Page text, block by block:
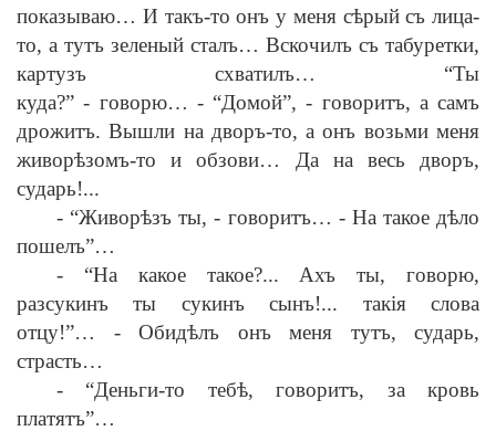
показываю… И такъ-то онъ у меня сѣрый съ лица-
то, а тутъ зеленый сталъ… Вскочилъ съ табуретки,
картузъ схватилъ… “Ты
куда?”- говорю… -“Домой”,- говоритъ, а самъ
дрожитъ. Вышли на дворъ-то, а онъ возьми меня
живорѣзомъ-то и обзови… Да на весь дворъ,
сударь!...
- “Живорѣзъ ты,- говоритъ… -На такое дѣло
пошелъ”…
- “На какое такое?... Ахъ ты, говорю,
разсукинъ ты сукинъ сынъ!... такiя слова
отцу!”… -Обидѣлъ онъ меня тутъ, сударь,
страсть…
- “Деньги-то тебѣ, говоритъ, за кровь
платятъ”…